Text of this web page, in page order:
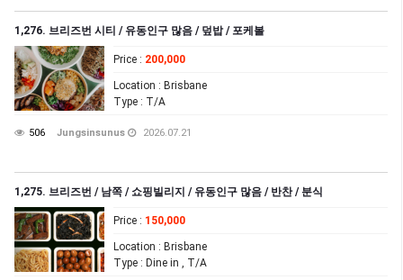
1,276. 브리즈번 시티 / 유동인구 많음 / 덮밥 / 포케볼
Price : 200,000
Location : Brisbane
Type : T/A
506 Jungsinsunus 2026.07.21
1,275. 브리즈번 / 남쪽 / 쇼핑빌리지 / 유동인구 많음 / 반찬 / 분식
Price : 150,000
Location : Brisbane
Type : Dine in , T/A